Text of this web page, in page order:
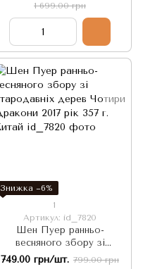
1 699.00 грн
Знижка −6%
1
Артикул: id_7820
Шен Пуер ранньо-
весняного збору зі
стародавніх дерев Чотири
749.00 грн/шт. 799.00 грн